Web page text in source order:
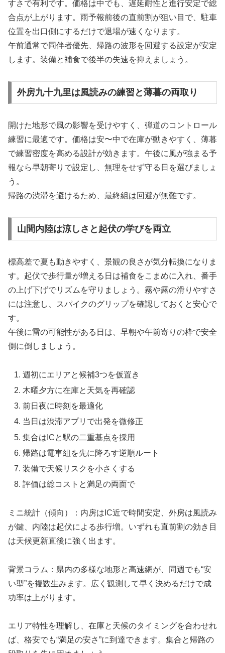
すさで有利です。価格は中でも、遅延耐性と進行安定で総
合点が上がります。雨予報前後の直前割が狙い目で、駐車
位置を出口側にするだけで退場が速くなります。
午前通常で同伴者優先、帰路の波形を回避する設定が安定
します。装備と補食で後半の失速を抑えましょう。
外房九十九里は風読みの練習と薄暮の両取り
開けた地形で風の影響を受けやすく、弾道のコントロール
練習に最適です。価格は安〜中で在庫が動きやすく、薄暮
で練習密度を高める設計が効きます。午後に風が強まる予
報なら早朝寄りで設定し、無理をせず守る日を選びましょ
う。
帰路の渋滞を避けるため、最終組は回避が無難です。
山間内陸は涼しさと起伏の学びを両立
標高差で夏も動きやすく、景観の良さが気分転換になりま
す。起伏で歩行量が増える日は補食をこまめに入れ、番手
の上げ下げでリズムを守りましょう。霧や露の滑りやすさ
には注意し、スパイクのグリップを確認しておくと安心で
す。
午後に雷の可能性がある日は、早朝や午前寄りの枠で安全
側に倒しましょう。
週初にエリアと候補3つを仮置き
木曜夕方に在庫と天気を再確認
前日夜に時刻を最適化
当日は渋滞アプリで出発を微修正
集合はICと駅の二重基点を採用
帰路は電車組を先に降ろす逆順ルート
装備で天候リスクを小さくする
評価は総コストと満足の両面で
ミニ統計（傾向）：内房はIC近で時間安定、外房は風読み
が鍵、内陸は起伏による歩行増。いずれも直前割の効き目
は天候更新直後に強く出ます。
背景コラム：県内の多様な地形と高速網が、同週でも“安
い型”を複数生みます。広く観測して早く決めるだけで成
功率は上がります。
エリア特性を理解し、在庫と天候のタイミングを合わせれ
ば、格安でも“満足の安さ”に到達できます。集合と帰路の